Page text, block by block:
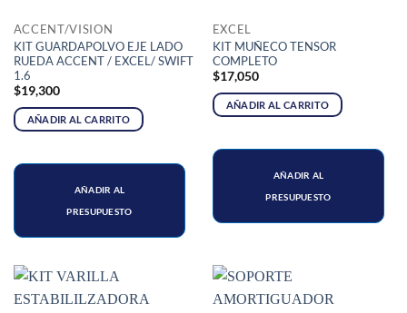
ACCENT/VISION
KIT GUARDAPOLVO EJE LADO
RUEDA ACCENT / EXCEL/ SWIFT
1.6
$19,300
AÑADIR AL CARRITO
AÑADIR AL
PRESUPUESTO
EXCEL
KIT MUÑECO TENSOR
COMPLETO
$17,050
AÑADIR AL CARRITO
AÑADIR AL
PRESUPUESTO